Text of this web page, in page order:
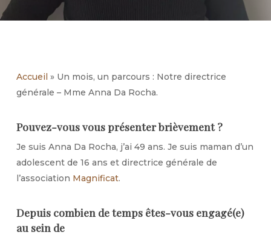
Accueil » Un mois, un parcours : Notre directrice
générale – Mme Anna Da Rocha.
Pouvez-vous vous présenter brièvement ?
Je suis Anna Da Rocha, j’ai 49 ans. Je suis maman d’un
adolescent de 16 ans et directrice générale de
l’association Magnificat.
Depuis combien de temps êtes-vous engagé(e)
au sein de